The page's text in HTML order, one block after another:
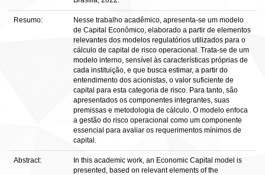
Resumo:
Nesse trabalho acadêmico, apresenta-se um modelo
de Capital Econômico, elaborado a partir de elementos
relevantes dos modelos regulatórios utilizados para o
cálculo de capital de risco operacional. Trata-se de um
modelo interno, sensível às características próprias de
cada instituição, e que busca estimar, a partir do
entendimento dos acionistas, o valor suficiente de
capital para esta categoria de risco. Para tanto, são
apresentados os componentes integrantes, suas
premissas e metodologia de cálculo. O modelo enfoca
a gestão do risco operacional como um componente
essencial para avaliar os requerimentos mínimos de
capital.
Abstract:
In this academic work, an Economic Capital model is
presented, based on relevant elements of the